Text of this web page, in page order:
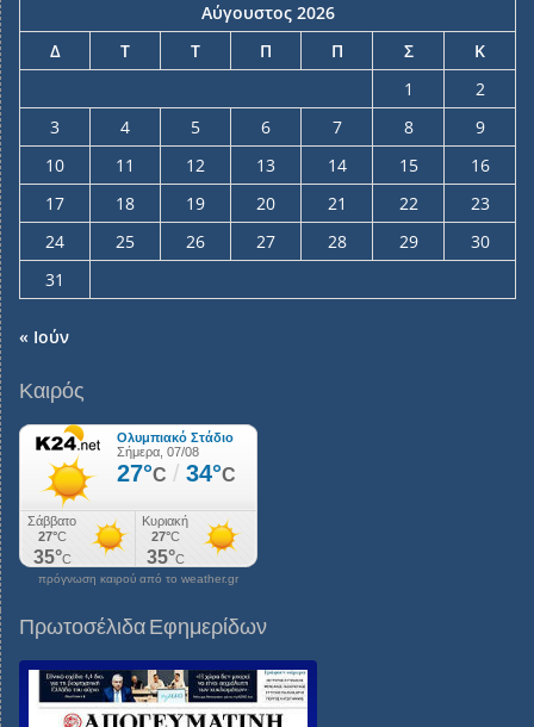
Αύγουστος 2026
Δ
Τ Τ Π Π Σ
Κ
1
2
3
4 5 6 7 8
9
10
11 12 13 14 15
16
17
18 19 20 21 22
23
24
25 26 27 28 29
30
31
« Ιούν
Καιρός
πρόγνωση καιρού από το weather.gr
Πρωτοσέλιδα Εφημερίδων